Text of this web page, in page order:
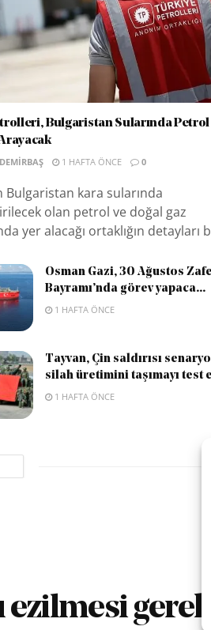
Bulgaristan Sularında Petrol
1 HAFTA ÖNCE 0
Bulgaristan kara sularında
olan petrol ve doğal gaz
yer alacağı ortaklığın detayları
Osman Gazi, 30 Ağustos
Bayramı’nda görev yapaca...
1 HAFTA ÖNCE
Tayvan, Çin saldırısı
silah üretimini taşımayı test
1 HAFTA ÖNCE